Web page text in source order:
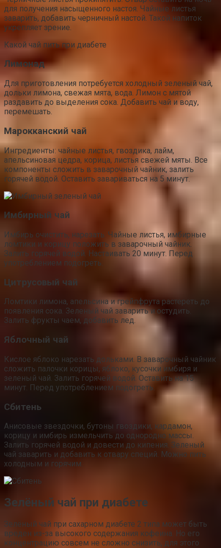
для получения насыщенного настоя. Чайные листья
заварить, добавить черничный настой. Такой напиток
укрепляет зрение.
Какой чай пить при диабете
Лимонад
Для приготовления потребуется холодный зеленый чай,
дольки лимона, свежая мята, вода. Лимон с мятой
раздавить до выделения сока. Добавить чай и воду,
перемешать.
Марокканский чай
Ингредиенты: чайные листья, гвоздика, лайм,
апельсиновая цедра, корица, листья свежей мяты. Все
компоненты сложить в заварочный чайник, залить
горячей водой. Оставить завариваться на 5 минут.
Имбирный чай
Имбирь очистить, нарезать. Чайные листья, имбирные
ломтики и корицу положить в заварочный чайник.
Залить горячей водой. Настаивать 20 минут. Перед
употреблением подогреть.
Цитрусовый чай
Ломтики лимона, апельсина и грейпфрута растереть до
появления сока. Зеленый чай заварить и остудить.
Залить фрукты чаем, добавить лед.
Яблочный чай
Кислое яблоко нарезать дольками. В заварочный чайник
сложить палочки корицы, яблоко, кусочки имбиря и
зеленый чай. Залить горячей водой. Оставить на 15
минут. Перед употреблением подогреть.
Сбитень
Анисовые звездочки, бутоны гвоздики, кардамон,
корицу и имбирь измельчить до однородно массы.
Залить горячей водой и довести до кипения. Зеленый
чай заварить и добавить к отвару специй. Можно пить
холодным и горячим.
Зелёный чай при диабете
Зелёный чай при сахарном диабете 2 типа может быть
вреден из-за высокого содержания кофеина. Но его
концентрацию совсем не сложно снизить, для этого